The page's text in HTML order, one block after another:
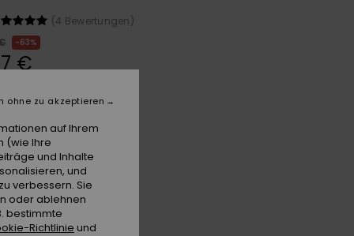
(4 Bewertungen)
63%
€
RABATT 25% EXTRA
Pale Dogwood
auf Ihrem
(wie Ihre
und Inhalte
und
verbessern. Sie
oder ablehnen
bestimmte
Richtlinie und
ohne zu akzeptieren